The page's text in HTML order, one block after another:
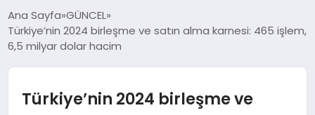
EKONOMI
Ana Sayfa GÜNCEL
Türkiye’nin 2024 birleşme ve satın alma karnesi: 465 işlem,
6,5 milyar dolar hacim
Türkiye’nin 2024 birleşme ve